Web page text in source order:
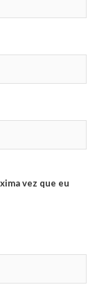
vez que eu